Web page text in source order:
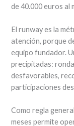
de 40.000 euros al
El runway es la
atención, porque
equipo fundador.
precipitadas:
desfavorables,
participaciones
Como regla
meses permite